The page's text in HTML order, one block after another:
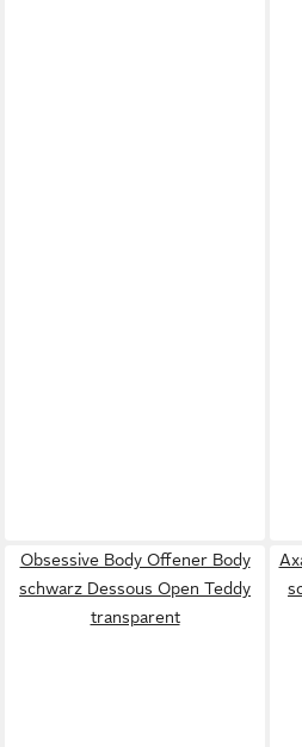
Obsessive Body Offener Body
schwarz Dessous Open Teddy
transparent